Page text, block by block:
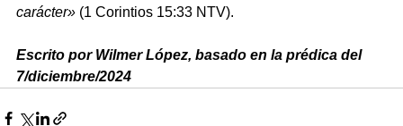
carácter» (1 Corintios 15:33 NTV).
Escrito por Wilmer López, basado en la prédica del
7/diciembre/2024